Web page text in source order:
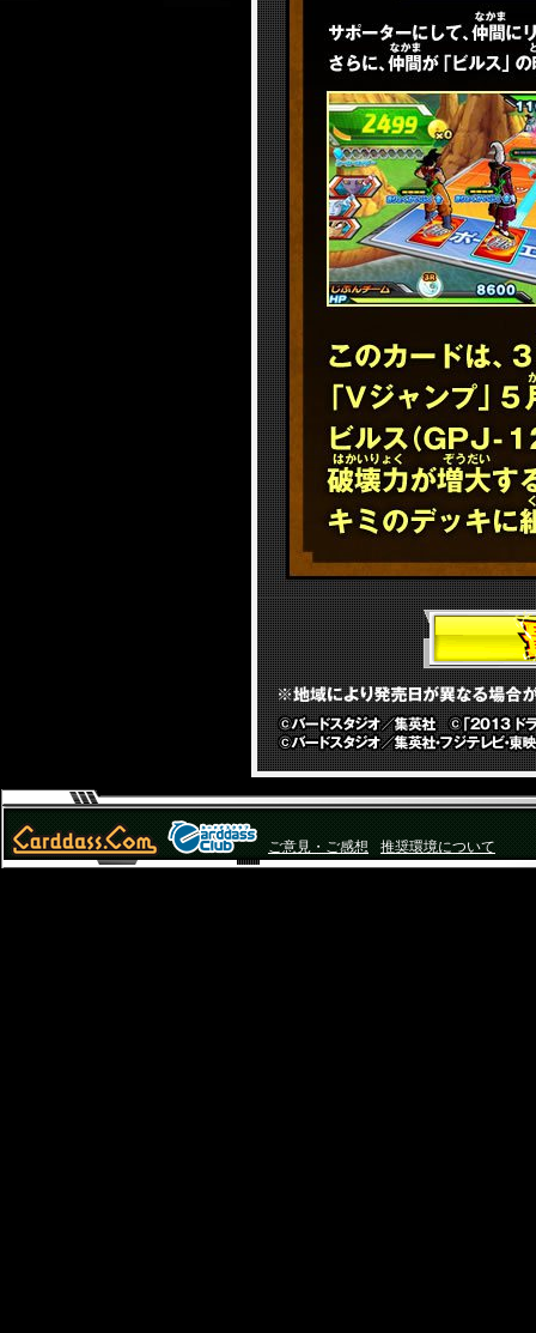
ご意見・ご感想 推奨環境について